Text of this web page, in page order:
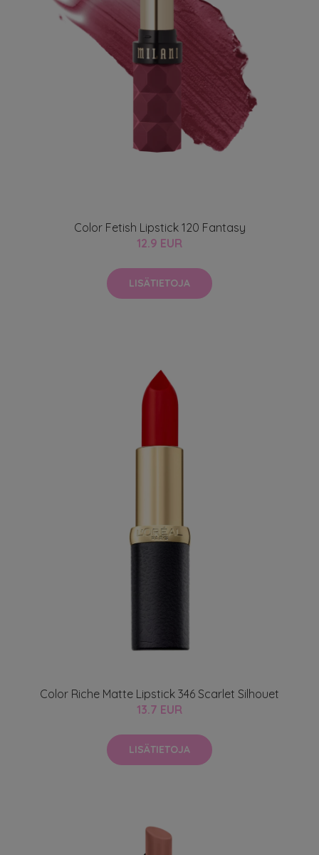
Color Fetish Lipstick 120 Fantasy
12.9 EUR
LISÄTIETOJA
Color Riche Matte Lipstick 346 Scarlet Silhouet
13.7 EUR
LISÄTIETOJA